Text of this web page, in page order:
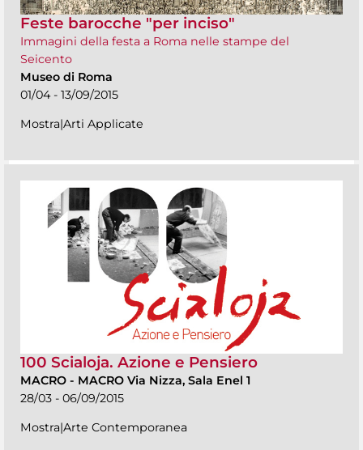
Feste barocche "per inciso"
Immagini della festa a Roma nelle stampe del
Seicento
Museo di Roma
01/04 - 13/09/2015
Mostra|Arti Applicate
100 Scialoja. Azione e Pensiero
MACRO - MACRO Via Nizza, Sala Enel 1
28/03 - 06/09/2015
Mostra|Arte Contemporanea